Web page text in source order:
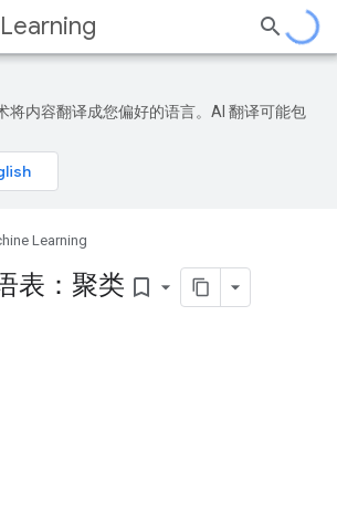
将内容翻译成您偏好的语言。AI 翻译可能包
Learning
表：聚类 bookmark_border